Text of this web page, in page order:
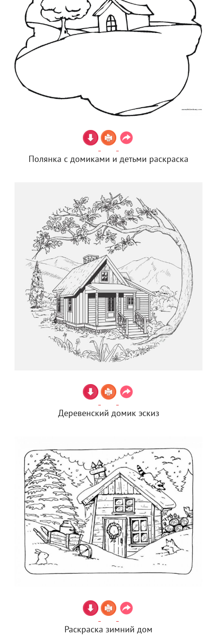
Полянка с домиками и детьми раскраска
Деревенский домик эскиз
Раскраска зимний дом